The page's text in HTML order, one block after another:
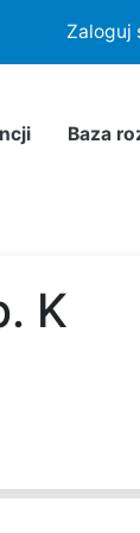
Zaloguj
Baza
K